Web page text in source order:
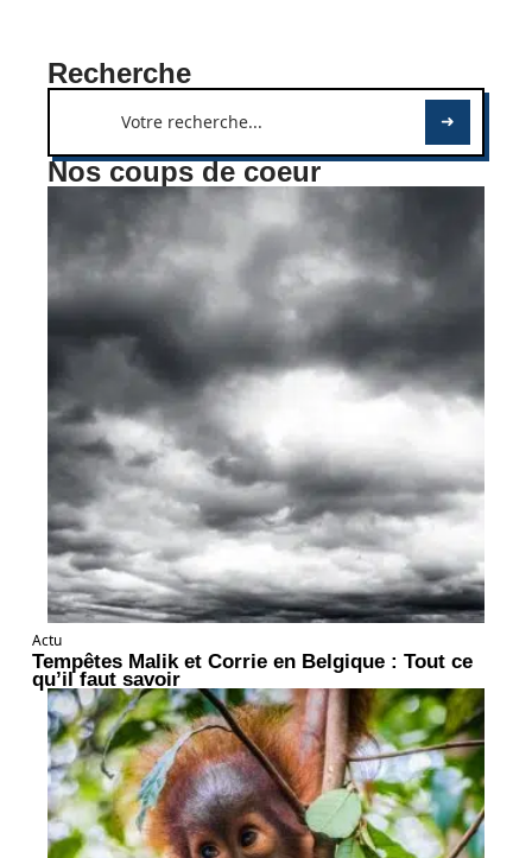
Recherche
Nos coups de coeur
Actu
Tempêtes Malik et Corrie en Belgique : Tout ce
qu’il faut savoir